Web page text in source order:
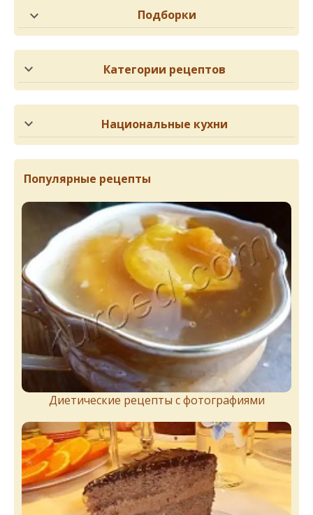
Подборки
Категории рецептов
Национальные кухни
Популярные рецепты
Диетические рецепты с фотографиями